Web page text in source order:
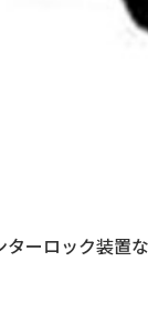
ーロック装置